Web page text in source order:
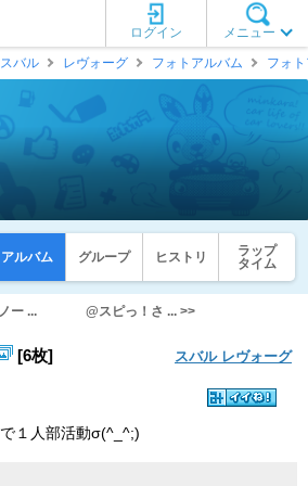
メニュー
ログイン
スバル レヴォーグ フォトアルバム フォ
アルバム グループ ヒストリ
ラップ
タイム
ー ... @スピっ！さ ... >>
[6枚] スバル レヴォーグ
１人部活動σ(^_^;)